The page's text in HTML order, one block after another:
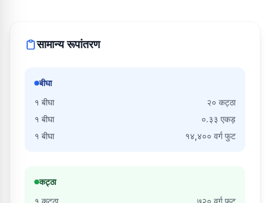
सामान्य रूपांतरण
बीघा
१ बीघा २० कट्ठा
१ बीघा ०.३३ एकड़
१ बीघा १४,४०० वर्ग फुट
कट्ठा
१ कट्ठा ७२० वर्ग फुट